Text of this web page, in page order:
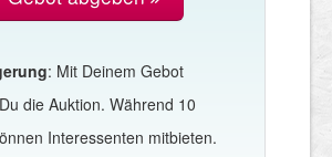
: Mit Deinem Gebot
die Auktion. Während 10
Interessenten mitbieten.